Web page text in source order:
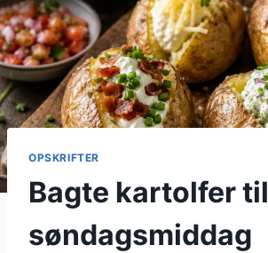
OPSKRIFTER
Bagte kartolfer til
søndagsmiddag